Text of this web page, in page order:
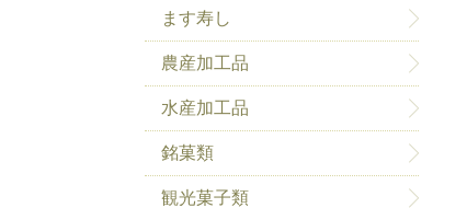
ます寿し
農産加工品
水産加工品
銘菓類
観光菓子類